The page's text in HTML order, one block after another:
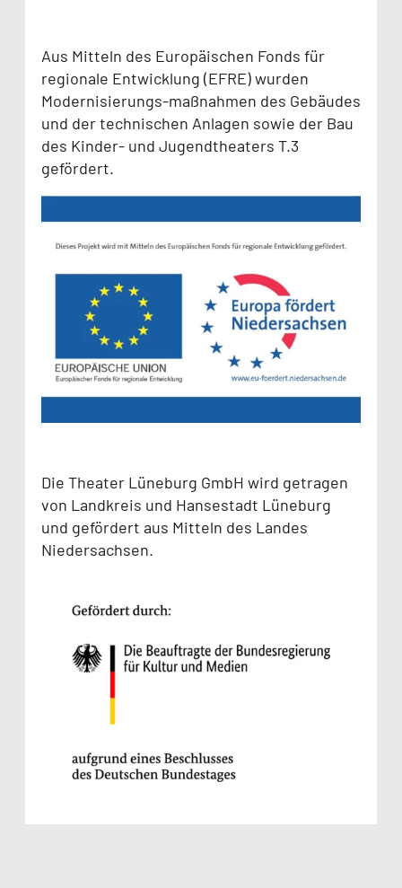
Aus Mitteln des Europäischen Fonds für
regionale Entwicklung (EFRE) wurden
Modernisierungs-maßnahmen des Gebäudes
und der technischen Anlagen sowie der Bau
des Kinder- und Jugendtheaters T.3
gefördert.
Die Theater Lüneburg GmbH wird getragen
von Landkreis und Hansestadt Lüneburg
und gefördert aus Mitteln des Landes
Niedersachsen.